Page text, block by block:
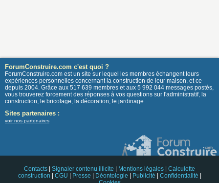
ForumConstruire.com c'est quoi ?
ForumConstruire.com est un site sur lequel les membres échangent leurs
expériences personnelles concernant la construction de leur maison, et ce
depuis 2004. Grâce aux 517 639 membres et aux 5 992 044 messages postés,
vous trouverez forcement des réponses à vos questions sur l'administratif, la
construction, le bricolage, la décoration, le jardinage ...
Sites partenaires :
voir nos partenaires
Contacts Signaler contenu illicite Mentions légales
Calculette
construction
CGU Presse Déontologie Publicité Confidentialité